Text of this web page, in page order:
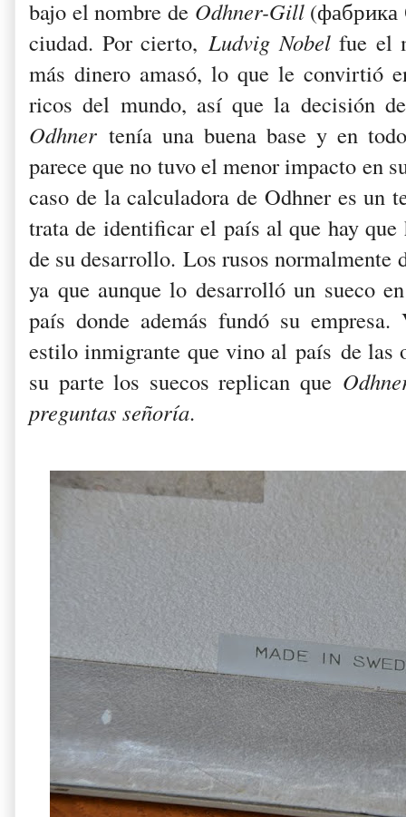
bajo el nombre de Odhner-Gill (фабрика
ciudad. Por cierto, Ludvig Nobelfue el
más dinero amasó, lo que le convirtió
ricos del mundo, así que la decisión
Odhner tenía una buena base y en
parece que no tuvo el menor impacto en
caso de la calculadora de Odhner es un
trata de identificar el país al que hay
de su desarrollo. Los rusos normalmente
ya que aunque lo desarrolló un sueco
país donde además fundó su
estilo inmigrante que vino al país de las
su parte los suecos replican que
preguntas señoría.